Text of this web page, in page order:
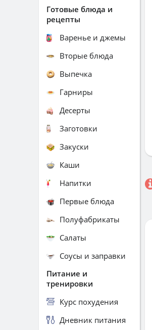
Готовые блюда и
рецепты
Варенье и джемы
Вторые блюда
Выпечка
Гарниры
Десерты
Заготовки
Закуски
Каши
Напитки
Первые блюда
Полуфабрикаты
Салаты
Соусы и заправки
Питание и
тренировки
Курс похудения
Дневник питания